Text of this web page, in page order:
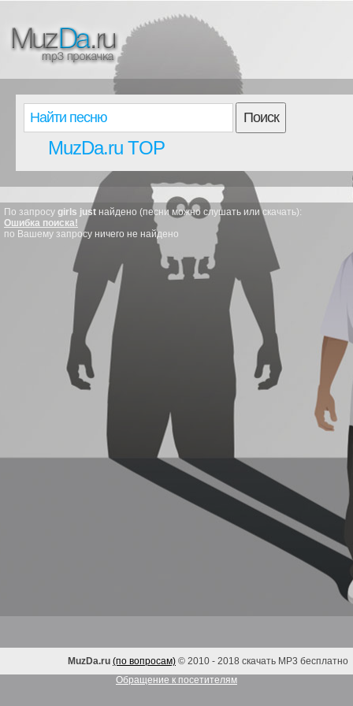
Поиск
MuzDa.ru TOP
По запросу girls just найдено (песни можно слушать или скачать):
Ошибка поиска!
по Вашему запросу ничего не найдено
MuzDa.ru (по вопросам) © 2010 - 2018 скачать MP3 бесплатно
Обращение к посетителям